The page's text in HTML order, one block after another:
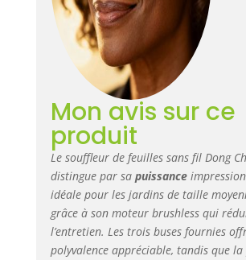
voisinage
pour les
sensibles
comme les
hôpitaux,
écoles 6
de vitesse
bas
nettoyage
douceur
jardins,
vergers et
ainsi que
Mon avis sur ce
produit
Le souffleur de feuilles sans fil Dong
distingue par sa puissance
idéale pour les jardins de taille
grâce à son moteur brushless qui
l’entretien. Les trois buses fournies
polyvalence appréciable, tandis que la